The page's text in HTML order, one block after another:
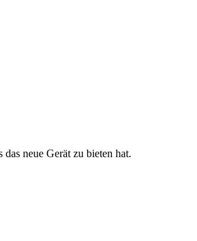
neue Gerät zu bieten hat.